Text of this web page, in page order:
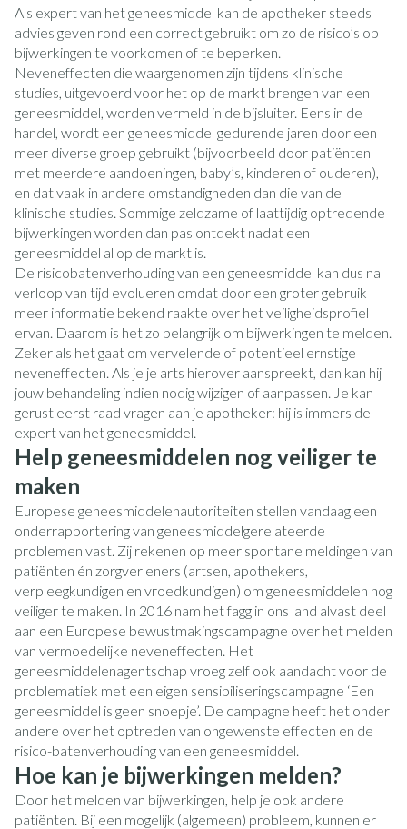
Als expert van het geneesmiddel kan de apotheker steeds
advies geven rond een correct gebruikt om zo de risico’s op
bijwerkingen te voorkomen of te beperken.
Neveneffecten die waargenomen zijn tijdens klinische
studies, uitgevoerd voor het op de markt brengen van een
geneesmiddel, worden vermeld in de bijsluiter. Eens in de
handel, wordt een geneesmiddel gedurende jaren door een
meer diverse groep gebruikt (bijvoorbeeld door patiënten
met meerdere aandoeningen, baby’s, kinderen of ouderen),
en dat vaak in andere omstandigheden dan die van de
klinische studies. Sommige zeldzame of laattijdig optredende
bijwerkingen worden dan pas ontdekt nadat een
geneesmiddel al op de markt is.
De risicobatenverhouding van een geneesmiddel kan dus na
verloop van tijd evolueren omdat door een groter gebruik
meer informatie bekend raakte over het veiligheidsprofiel
ervan. Daarom is het zo belangrijk om bijwerkingen te melden.
Zeker als het gaat om vervelende of potentieel ernstige
neveneffecten. Als je je arts hierover aanspreekt, dan kan hij
jouw behandeling indien nodig wijzigen of aanpassen. Je kan
gerust eerst raad vragen aan je apotheker: hij is immers de
expert van het geneesmiddel.
Help geneesmiddelen nog veiliger te
maken
Europese geneesmiddelenautoriteiten stellen vandaag een
onderrapportering van geneesmiddelgerelateerde
problemen vast. Zij rekenen op meer spontane meldingen van
patiënten én zorgverleners (artsen, apothekers,
verpleegkundigen en vroedkundigen) om geneesmiddelen nog
veiliger te maken. In 2016 nam het fagg in ons land alvast deel
aan een Europese bewustmakingscampagne over het melden
van vermoedelijke neveneffecten. Het
geneesmiddelenagentschap vroeg zelf ook aandacht voor de
problematiek met een eigen sensibiliseringscampagne ‘Een
geneesmiddel is geen snoepje’. De campagne heeft het onder
andere over het optreden van ongewenste effecten en de
risico-batenverhouding van een geneesmiddel.
Hoe kan je bijwerkingen melden?
Door het melden van bijwerkingen, help je ook andere
patiënten. Bij een mogelijk (algemeen) probleem, kunnen er